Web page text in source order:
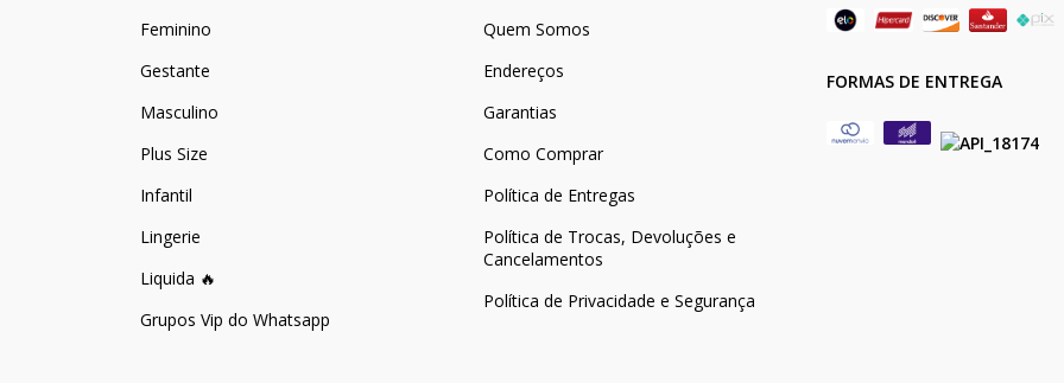
Feminino
Gestante
Masculino
Plus Size
Infantil
Lingerie
Liquida 🔥
Grupos Vip do Whatsapp
Quem Somos
Endereços
Garantias
Como Comprar
Política de Entregas
Política de Trocas, Devoluções e
Cancelamentos
Política de Privacidade e Segurança
FORMAS DE ENTREGA